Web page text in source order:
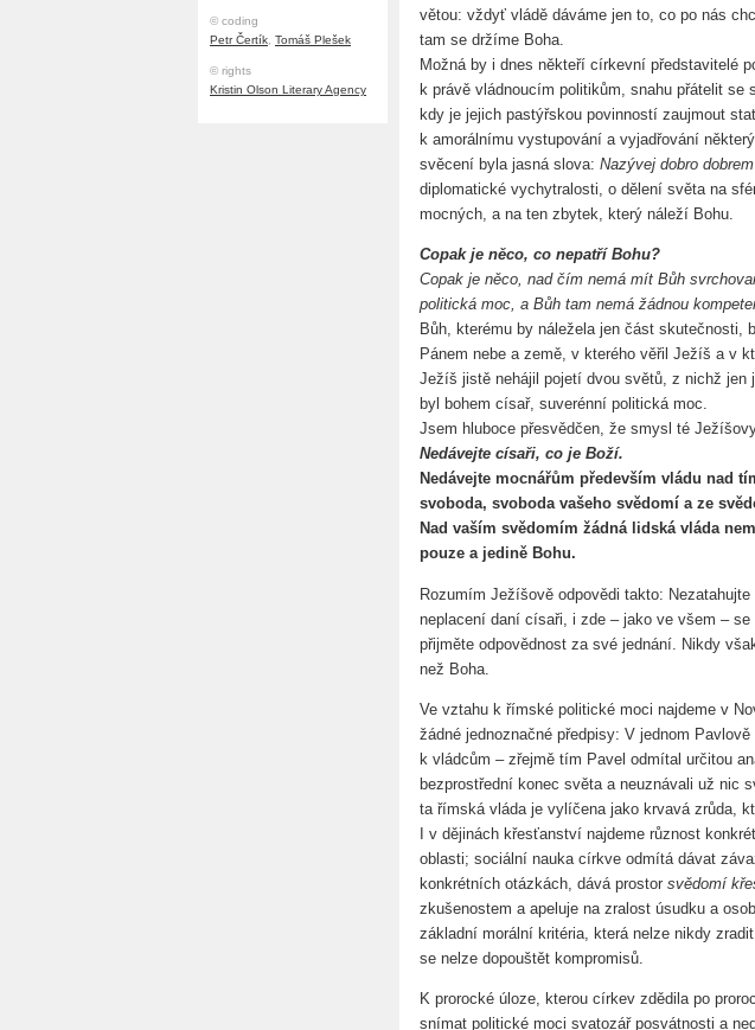
© coding
Petr Čertík, Tomáš Plešek
© rights
Kristin Olson Literary Agency
větou: vždyť vládě dáváme jen to, co po nás
tam se držíme Boha.
Možná by i dnes někteří církevní představitelé
k právě vládnoucím politikům, snahu přátelit se
kdy je jejich pastýřskou povinností zaujmout
k amorálnímu vystupování a vyjadřování
svěcení byla jasná slova: Nazývej dobro
diplomatické vychytralosti, o dělení světa na
mocných, a na ten zbytek, který náleží Bohu.
Copak je něco, co nepatří Bohu?
Copak je něco, nad čím nemá mít Bůh
politická moc, a Bůh tam nemá žádnou
Bůh, kterému by náležela jen část skutečnosti,
Pánem nebe a země, v kterého věřil Ježíš a v
Ježíš jistě nehájil pojetí dvou světů, z nichž jen
byl bohem císař, suverénní politická moc.
Jsem hluboce přesvědčen, že smysl té
Nedávejte císaři, co je Boží.
Nedávejte mocnářům především vládu nad
svoboda, svoboda vašeho svědomí a ze
Nad vaším svědomím žádná lidská vláda
pouze a jedině Bohu.
Rozumím Ježíšově odpovědi takto:
neplacení daní císaři, i zde – jako ve všem –
přijměte odpovědnost za své jednání. Nikdy
než Boha.
Ve vztahu k římské politické moci najdeme v
žádné jednoznačné předpisy: V jednom
k vládcům – zřejmě tím Pavel odmítal určitou
bezprostřední konec světa a neuznávali už nic
ta římská vláda je vylíčena jako krvavá zrůda,
I v dějinách křesťanství najdeme různost
oblasti; sociální nauka církve odmítá dávat
konkrétních otázkách, dává prostor svědomí
zkušenostem a apeluje na zralost úsudku a
základní morální kritéria, která nelze nikdy
se nelze dopouštět kompromisů.
K prorocké úloze, kterou církev zdědila po
snímat politické moci svatozář posvátnosti a